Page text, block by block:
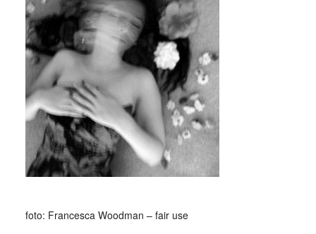
foto: Francesca Woodman – fair use